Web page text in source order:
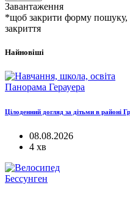
Завантаження
*щоб закрити форму пошуку,
закриття
Найновіші
Панорама Герауера
Цілоденний догляд за дітьми в районі
08.08.2026
4 хв
Бессунген